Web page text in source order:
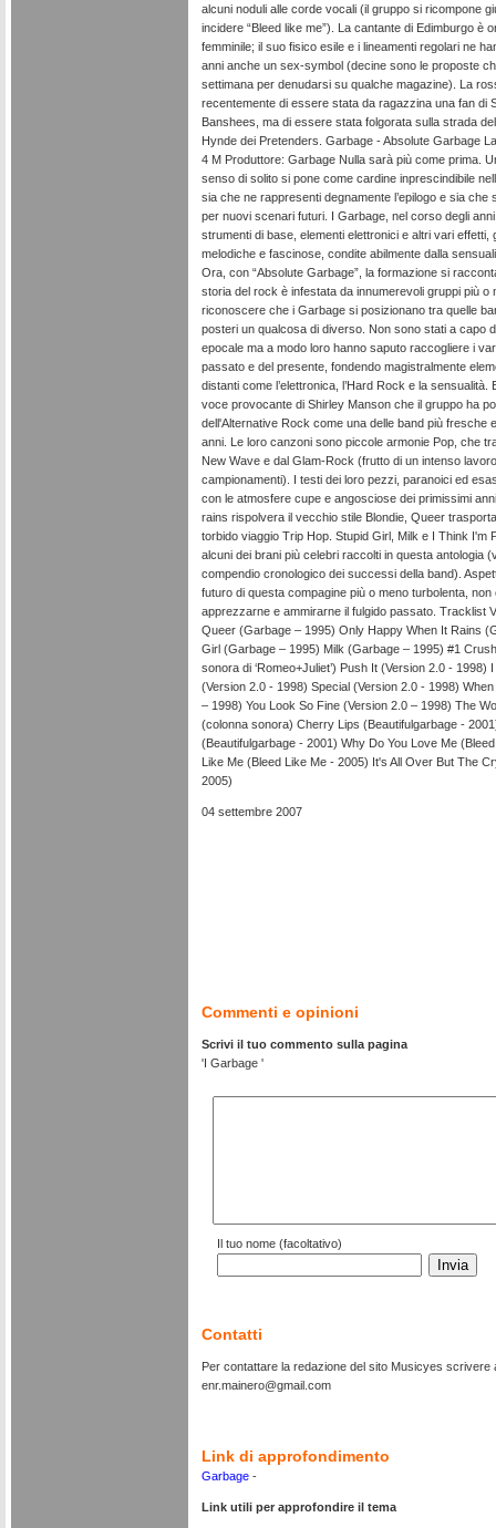
alcuni noduli alle corde vocali (il gruppo si ricompone
incidere “Bleed like me”). La cantante di Edimburgo è
femminile; il suo fisico esile e i lineamenti regolari ne
anni anche un sex-symbol (decine sono le proposte
settimana per denudarsi su qualche magazine). La
recentemente di essere stata da ragazzina una fan di
Banshees, ma di essere stata folgorata sulla strada
Hynde dei Pretenders. Garbage - Absolute Garbage
4 M Produttore: Garbage Nulla sarà più come prima.
senso di solito si pone come cardine inprescindibile
sia che ne rappresenti degnamente l’epilogo e sia che
per nuovi scenari futuri. I Garbage, nel corso degli
strumenti di base, elementi elettronici e altri vari effetti,
melodiche e fascinose, condite abilmente dalla
Ora, con “Absolute Garbage”, la formazione si
storia del rock è infestata da innumerevoli gruppi più o
riconoscere che i Garbage si posizionano tra quelle
posteri un qualcosa di diverso. Non sono stati a capo
epocale ma a modo loro hanno saputo raccogliere i
passato e del presente, fondendo magistralmente
distanti come l’elettronica, l’Hard Rock e la sensualità.
voce provocante di Shirley Manson che il gruppo ha
dell'Alternative Rock come una delle band più fresche
anni. Le loro canzoni sono piccole armonie Pop, che
New Wave e dal Glam-Rock (frutto di un intenso
campionamenti). I testi dei loro pezzi, paranoici ed
con le atmosfere cupe e angosciose dei primissimi
rains rispolvera il vecchio stile Blondie, Queer
torbido viaggio Trip Hop. Stupid Girl, Milk e I Think I'm
alcuni dei brani più celebri raccolti in questa antologia
compendio cronologico dei successi della band).
futuro di questa compagine più o meno turbolenta, non
apprezzarne e ammirarne il fulgido passato. Tracklist
Queer (Garbage – 1995) Only Happy When It Rains
Girl (Garbage – 1995) Milk (Garbage – 1995) #1 Crush
sonora di ‘Romeo+Juliet’) Push It (Version 2.0 - 1998)
(Version 2.0 - 1998) Special (Version 2.0 - 1998)
– 1998) You Look So Fine (Version 2.0 – 1998) The
(colonna sonora) Cherry Lips (Beautifulgarbage -
(Beautifulgarbage - 2001) Why Do You Love Me
Like Me (Bleed Like Me - 2005) It's All Over But The
2005)
04 settembre 2007
Commenti e opinioni
Scrivi il tuo commento sulla pagina
'I Garbage '
Il tuo nome (facoltativo)
Contatti
Per contattare la redazione del sito Musicyes scrivere
enr.mainero@gmail.com
Link di approfondimento
Garbage -
Link utili per approfondire il tema